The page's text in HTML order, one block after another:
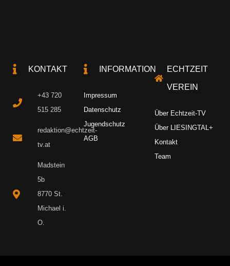
KONTAKT
+43 720
515 285
redaktion@echtzeit-
tv.at
Madstein
5b
8770 St.
Michael i.
O.
INFORMATION
Impressum
Datenschutz
Jugendschutz
AGB
ECHTZEIT
VEREIN
Über Echtzeit-TV
Über LIESINGTAL+
Kontakt
Team